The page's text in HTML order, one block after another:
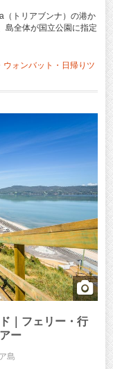
トリアブンナ）の港か
島全体が国立公園に指定
ウォンバット・日帰りツ
｜フェリー・行
ー
島